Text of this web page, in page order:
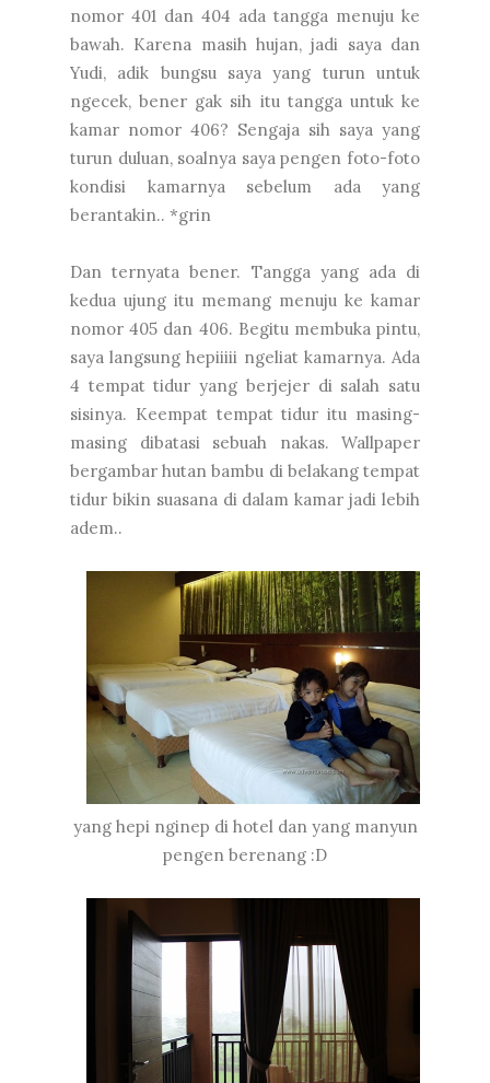
nomor 401 dan 404 ada tangga menuju ke
bawah. Karena masih hujan, jadi saya dan
Yudi, adik bungsu saya yang turun untuk
ngecek, bener gak sih itu tangga untuk ke
kamar nomor 406? Sengaja sih saya yang
turun duluan, soalnya saya pengen foto-foto
kondisi kamarnya sebelum ada yang
berantakin.. *grin
Dan ternyata bener. Tangga yang ada di
kedua ujung itu memang menuju ke kamar
nomor 405 dan 406. Begitu membuka pintu,
saya langsung hepiiiii ngeliat kamarnya. Ada
4 tempat tidur yang berjejer di salah satu
sisinya. Keempat tempat tidur itu masing-
masing dibatasi sebuah nakas. Wallpaper
bergambar hutan bambu di belakang tempat
tidur bikin suasana di dalam kamar jadi lebih
adem..
yang hepi nginep di hotel dan yang manyun
pengen berenang :D